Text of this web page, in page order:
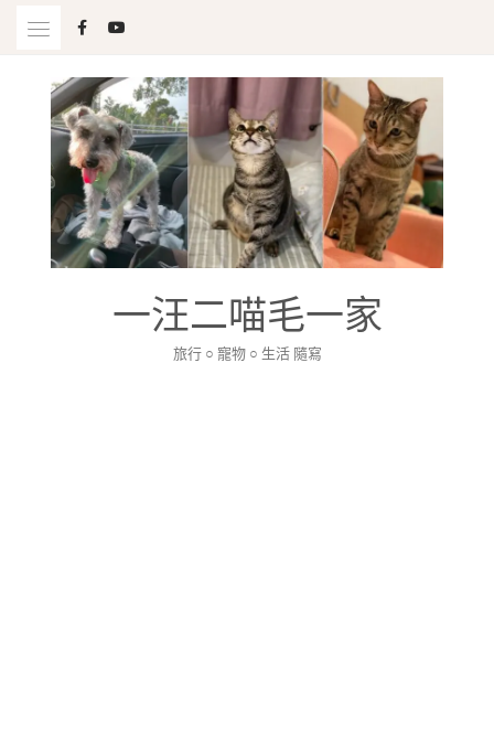
一汪二喵毛一家
旅行 ○ 寵物 ○ 生活 隨寫